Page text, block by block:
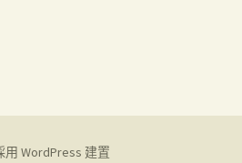
用 WordPress 建置